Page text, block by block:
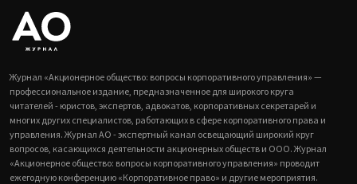
Журнал «Акционерное общество: вопросы корпоративного управления» —
профессиональное издание, предназначенное для широкого круга
читателей - юристов, экспертов, адвокатов, корпоративных секретарей и
многих других специалистов, работающих в сфере корпоративного права и
управления. Журнал АО - экспертный канал освещающий широкий круг
вопросов, касающихся деятельности акционерных обществ и ООО. Журнал
«Акционерное общество: вопросы корпоративного управления» проводит
ежегодную конференцию «Корпоративное право» и другие мероприятия.